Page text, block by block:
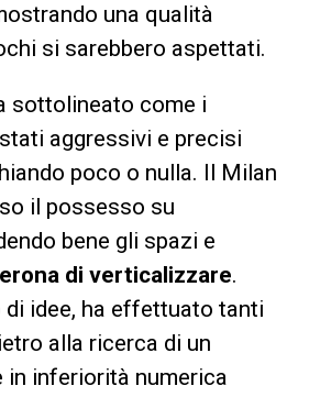
una qualità
si sarebbero aspettati.
sottolineato come i
aggressivi e precisi
poco o nulla. Il Milan
il possesso su
bene gli spazi e
di verticalizzare.
di idee, ha effettuato tanti
alla ricerca di un
in inferiorità numerica